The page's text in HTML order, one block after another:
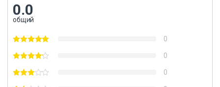
0.0
общий
0
0
0